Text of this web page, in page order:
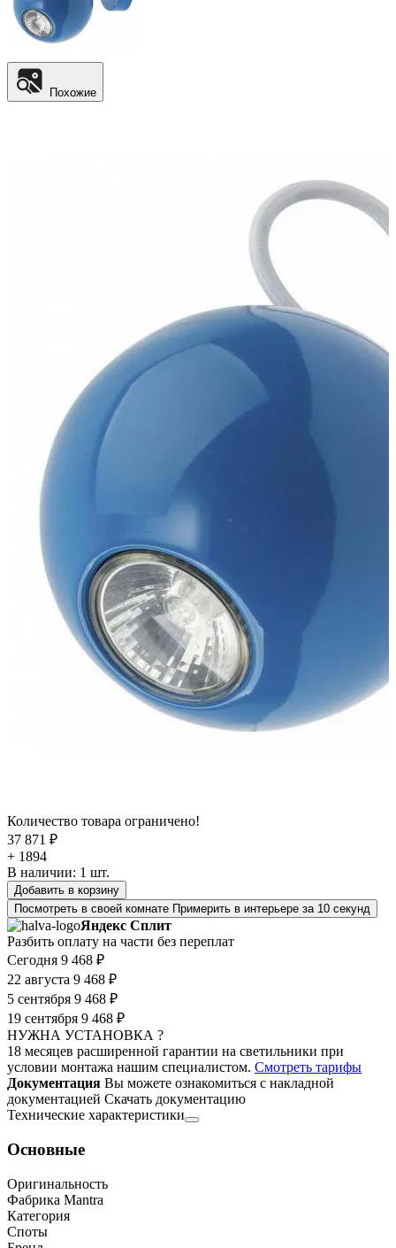
Похожие
Количество товара ограничено!
37 871 ₽
+ 1894
В наличии: 1 шт.
Добавить в корзину
Посмотреть в своей комнате Примерить в интерьере за 10 секунд
Яндекс Сплит
Разбить оплату на части без переплат
Сегодня 9 468 ₽
22 августа 9 468 ₽
5 сентября 9 468 ₽
19 сентября 9 468 ₽
НУЖНА УСТАНОВКА ?
18 месяцев расширенной гарантии на светильники при
условии монтажа нашим специалистом. Смотреть тарифы
Документация Вы можете ознакомиться с накладной
документацией Скачать документацию
Технические характеристики
Основные
Оригинальность
Фабрика Mantra
Категория
Споты